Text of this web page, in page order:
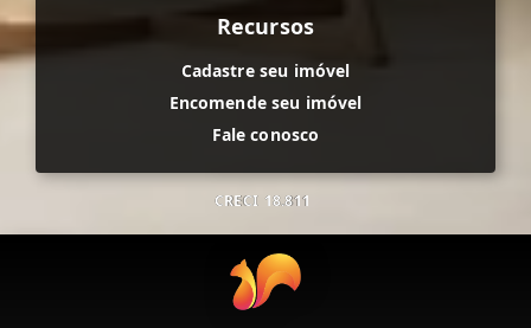
Recursos
Cadastre seu imóvel
Encomende seu imóvel
Fale conosco
CRECI 18.811